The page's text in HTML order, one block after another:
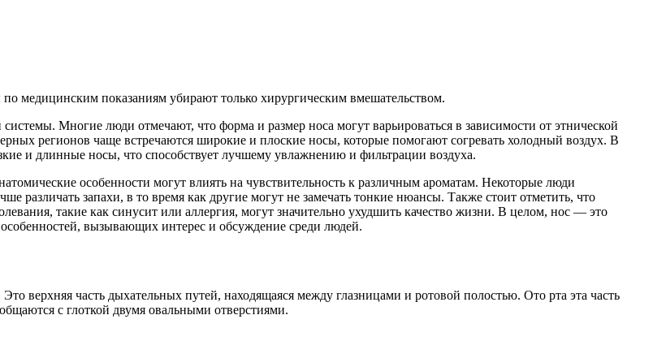
медицинским показаниям убирают только хирургическим вмешательством.
Многие люди отмечают, что форма и размер носа могут варьироваться в зависимости от этнической
регионов чаще встречаются широкие и плоские носы, которые помогают согревать холодный воздух. В
и длинные носы, что способствует лучшему увлажнению и фильтрации воздуха.
особенности могут влиять на чувствительность к различным ароматам. Некоторые люди
различать запахи, в то время как другие могут не замечать тонкие нюансы. Также стоит отметить, что
такие как синусит или аллергия, могут значительно ухудшить качество жизни. В целом, нос — это
вызывающих интерес и обсуждение среди людей.
верхняя часть дыхательных путей, находящаяся между глазницами и ротовой полостью. Ото рта эта часть
с глоткой двумя овальными отверстиями.